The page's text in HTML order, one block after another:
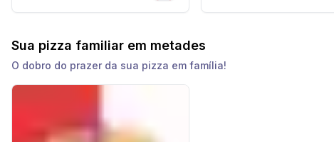
Sua pizza familiar em metades
O dobro do prazer da sua pizza em família!